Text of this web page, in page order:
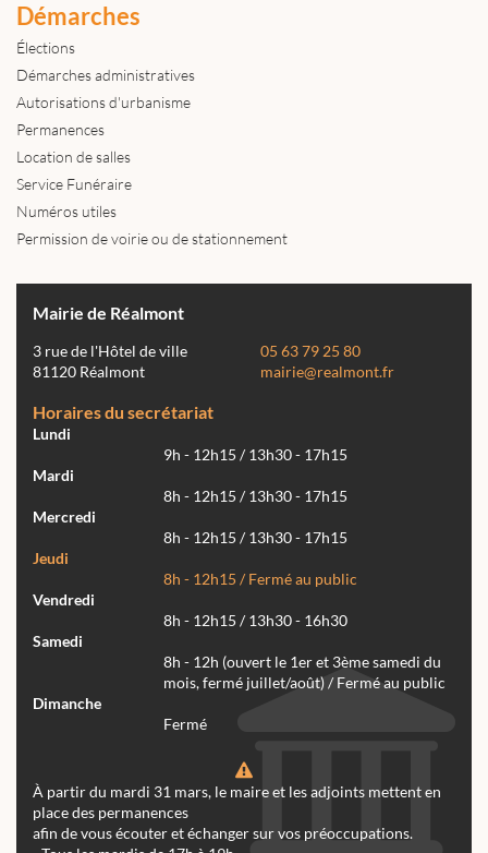
Démarches
Élections
Démarches administratives
Autorisations d'urbanisme
Permanences
Location de salles
Service Funéraire
Numéros utiles
Permission de voirie ou de stationnement
Mairie de Réalmont
3 rue de l'Hôtel de ville
81120 Réalmont
05 63 79 25 80
mairie@realmont.fr
Horaires du secrétariat
Lundi
9h - 12h15 / 13h30 - 17h15
Mardi
8h - 12h15 / 13h30 - 17h15
Mercredi
8h - 12h15 / 13h30 - 17h15
Jeudi
8h - 12h15 / Fermé au public
Vendredi
8h - 12h15 / 13h30 - 16h30
Samedi
8h - 12h (ouvert le 1er et 3ème samedi du
mois, fermé juillet/août) / Fermé au public
Dimanche
Fermé
À partir du mardi 31 mars, le maire et les adjoints mettent en
place des permanences
afin de vous écouter et échanger sur vos préoccupations.